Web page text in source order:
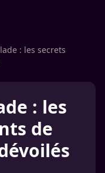
: les secrets
: les
de